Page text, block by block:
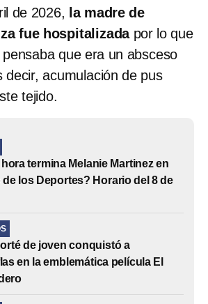
de 2026, la madre de
fue hospitalizadapor lo que
que era un absceso
decir, acumulación de pus
tejido.
termina Melanie Martinez en
de los Deportes? Horario del 8 de
de joven conquistó a
en la emblemática película El